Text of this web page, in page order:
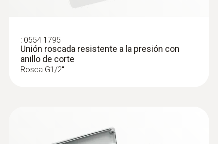
: 0554 1795
Unión roscada resistente a la presión con
anillo de corte
Rosca G1/2''